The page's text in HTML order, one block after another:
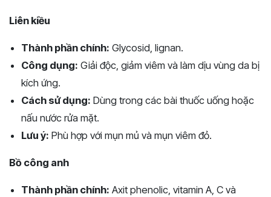
Liên kiều
Thành phần chính: Glycosid, lignan.
Công dụng: Giải độc, giảm viêm và làm dịu vùng da bị
kích ứng.
Cách sử dụng: Dùng trong các bài thuốc uống hoặc
nấu nước rửa mặt.
Lưu ý: Phù hợp với mụn mủ và mụn viêm đỏ.
Bồ công anh
Thành phần chính: Axit phenolic, vitamin A, C và